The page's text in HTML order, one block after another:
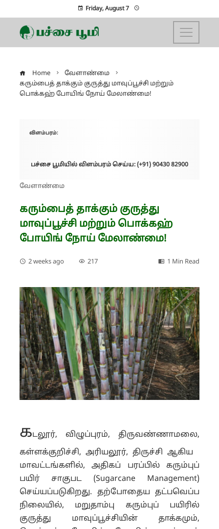
Friday, August 7
Home
வேளாண்மை
கரும்பைத் தாக்கும் குருத்து மாவுப்பூச்சி மற்றும்
பொக்கஹ் போயிங் நோய் மேலாண்மை!
விளம்பரம்:
பச்சை பூமியில் விளம்பரம் செய்ய: (+91) 90430 82900
வேளாண்மை
கரும்பைத் தாக்கும் குருத்து
மாவுப்பூச்சி மற்றும் பொக்கஹ்
போயிங் நோய் மேலாண்மை!
2 weeks ago 217 1 Min Read
கடலூர், விழுப்புரம், திருவண்ணாமலை,
கள்ளக்குறிச்சி, அரியலூர், திருச்சி ஆகிய
மாவட்டங்களில், அதிகப் பரப்பில் கரும்புப்
பயிர் சாகுபட (Sugarcane Management)
செய்யப்படுகிறது. தற்போதைய தட்பவெப்ப
நிலையில், மறுதாம்பு கரும்புப் பயிரில்
குருத்து மாவுப்பூச்சியின் தாக்கமும்,